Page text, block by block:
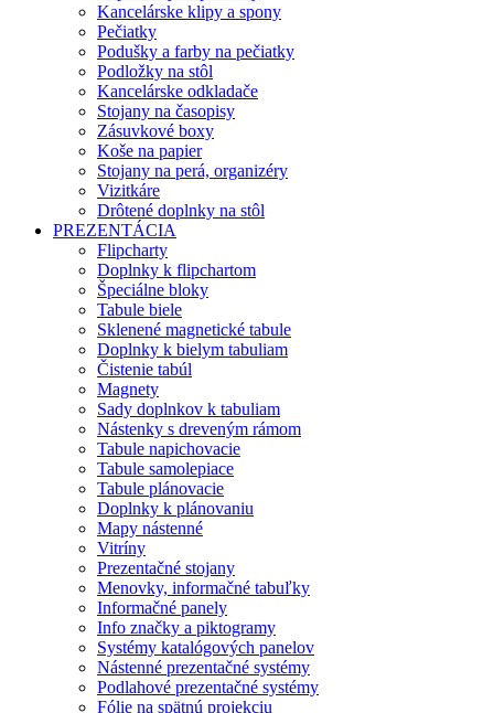
Kancelárske klipy a spony
Pečiatky
Podušky a farby na pečiatky
Podložky na stôl
Kancelárske odkladače
Stojany na časopisy
Zásuvkové boxy
Koše na papier
Stojany na perá, organizéry
Vizitkáre
Drôtené doplnky na stôl
PREZENTÁCIA
Flipcharty
Doplnky k flipchartom
Špeciálne bloky
Tabule biele
Sklenené magnetické tabule
Doplnky k bielym tabuliam
Čistenie tabúl
Magnety
Sady doplnkov k tabuliam
Nástenky s dreveným rámom
Tabule napichovacie
Tabule samolepiace
Tabule plánovacie
Doplnky k plánovaniu
Mapy nástenné
Vitríny
Prezentačné stojany
Menovky, informačné tabuľky
Informačné panely
Info značky a piktogramy
Systémy katalógových panelov
Nástenné prezentačné systémy
Podlahové prezentačné systémy
Fólie na spätnú projekciu